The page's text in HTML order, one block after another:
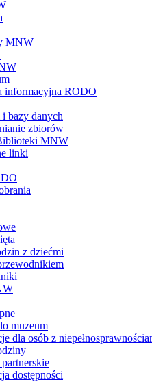
MNW
informacyjna RODO
bazy danych
zbiorów
MNW
linki
z dziećmi
muzeum
dla osób z
dostępności